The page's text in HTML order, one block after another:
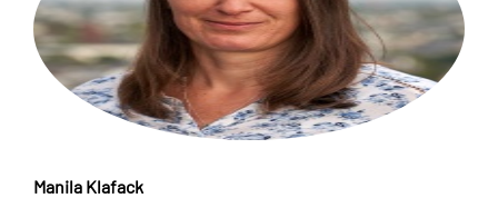
Manila Klafack